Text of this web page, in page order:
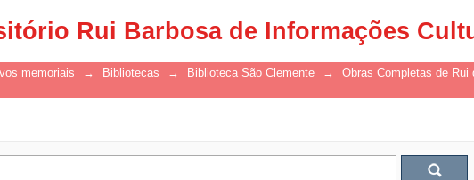
Rui Barbosa de Informações
memoriais → Bibliotecas → Biblioteca São Clemente → Obras Completas de Rui